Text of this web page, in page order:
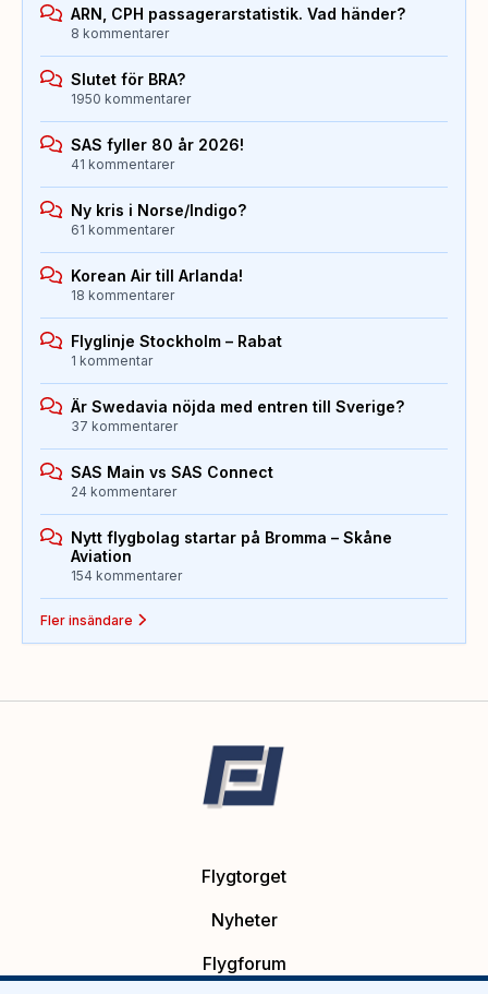
ARN, CPH passagerarstatistik. Vad händer?
8 kommentarer
Slutet för BRA?
1950 kommentarer
SAS fyller 80 år 2026!
41 kommentarer
Ny kris i Norse/Indigo?
61 kommentarer
Korean Air till Arlanda!
18 kommentarer
Flyglinje Stockholm – Rabat
1 kommentar
Är Swedavia nöjda med entren till Sverige?
37 kommentarer
SAS Main vs SAS Connect
24 kommentarer
Nytt flygbolag startar på Bromma – Skåne
Aviation
154 kommentarer
Fler insändare
Flygtorget
Nyheter
Flygforum